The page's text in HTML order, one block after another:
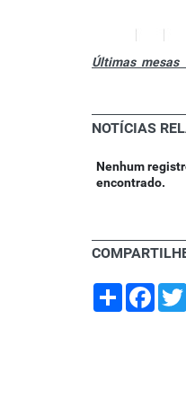
Últimas mesas
NOTÍCIAS
Nenhum
encontrado.
Share